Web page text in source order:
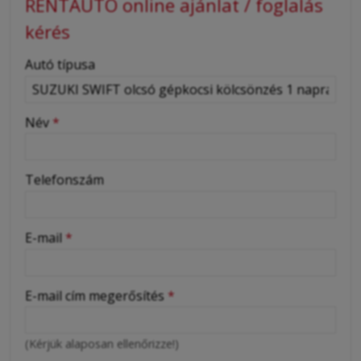
RENTAUTO online ajánlat / foglalás
kérés
-
-
-
-
-
Autó típusa
Név *
Telefonszám
E-mail *
E-mail cím megerősítés *
(Kérjük alaposan ellenőrizze!)